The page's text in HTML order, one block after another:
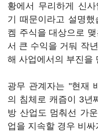
황에서 무리하게 신
기 때문이라고 설명
켐 주식을 대상으로
서 큰 수익을 거둬 작
해 사업에서의 부진을
광무 관계자는 "현재
의 침체로 캐즘이 3년
방 산업도 멈춰선 가
업을 지속할 경우 비